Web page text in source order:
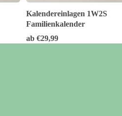
Kalendereinlagen 1W2S
Familienkalender
ab €29,99